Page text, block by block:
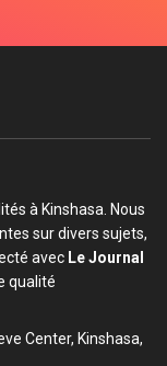
à Kinshasa. Nous
sur divers sujets,
avec Le Journal
qualité
Center, Kinshasa,